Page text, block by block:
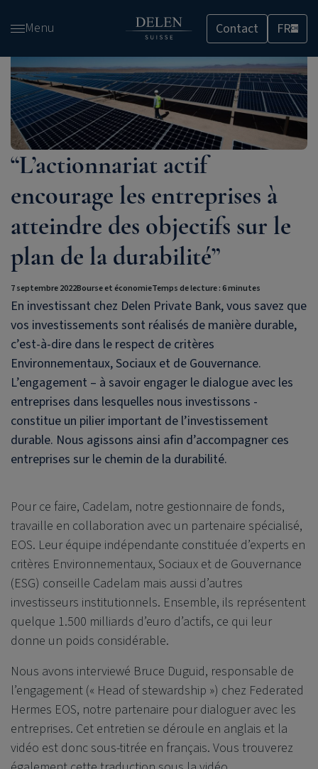
au
contenu
Menu Contact FRCH
“L’actionnariat actif
encourage les entreprises à
atteindre des objectifs sur le
plan de la durabilité”
7 septembre 2022Bourse et économieTemps de lecture : 6 minutes
En investissant chez Delen Private Bank, vous savez que
vos investissements sont réalisés de manière durable,
c’est-à-dire dans le respect de critères
Environnementaux, Sociaux et de Gouvernance.
L’engagement – à savoir engager le dialogue avec les
entreprises dans lesquelles nous investissons -
constitue un pilier important de l’investissement
durable. Nous agissons ainsi afin d’accompagner ces
entreprises sur le chemin de la durabilité.
Pour ce faire, Cadelam, notre gestionnaire de fonds,
travaille en collaboration avec un partenaire spécialisé,
EOS. Leur équipe indépendante constituée d’experts en
critères Environnementaux, Sociaux et de Gouvernance
(ESG) conseille Cadelam mais aussi d’autres
investisseurs institutionnels. Ensemble, ils représentent
quelque 1.500 milliards d’euro d’actifs, ce qui leur
donne un poids considérable.
Nous avons interviewé Bruce Duguid, responsable de
l’engagement (« Head of stewardship ») chez Federated
Hermes EOS, notre partenaire pour dialoguer avec les
entreprises. Cet entretien se déroule en anglais et la
vidéo est donc sous-titrée en français. Vous trouverez